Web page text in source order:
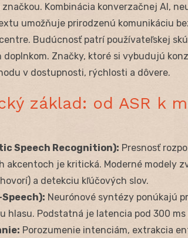
Kombinácia konverzačnej AI,
umožňuje prirodzenú komunikáciu
Budúcnosť patrí používateľskej
doplnkom. Značky, ktoré si vybudujú
v dostupnosti, rýchlosti a dôvere.
základ: od ASR k
Speech Recognition): Presnosť
akcentoch je kritická. Moderné modely
a detekciu kľúčových slov.
Neurónové syntézy ponúkajú
hlasu. Podstatná je latencia pod 300
Porozumenie intenciám, extrakcia